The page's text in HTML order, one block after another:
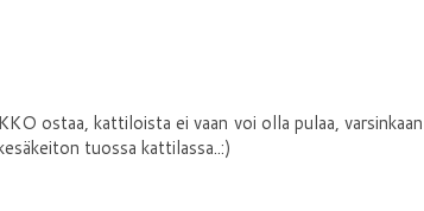
ostaa, kattiloista ei vaan voi olla pulaa, varsinkaan
tuossa kattilassa..:)